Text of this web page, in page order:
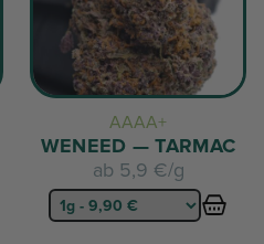
AAAA+
WENEED — TARMAC
ab 5,9 €/g